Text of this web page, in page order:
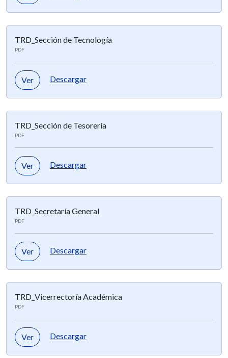
TRD_Sección de Tecnología
PDF
Ver Descargar
TRD_Sección de Tesorería
PDF
Ver Descargar
TRD_Secretaría General
PDF
Ver Descargar
TRD_Vicerrectoría Académica
PDF
Ver Descargar